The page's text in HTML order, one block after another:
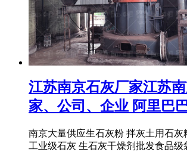
江苏南京石灰厂家江苏
家、公司、企业 阿里巴
南京大量供应生石灰粉 拌灰土用石灰
工业级石灰 生石灰干燥剂批发食品级